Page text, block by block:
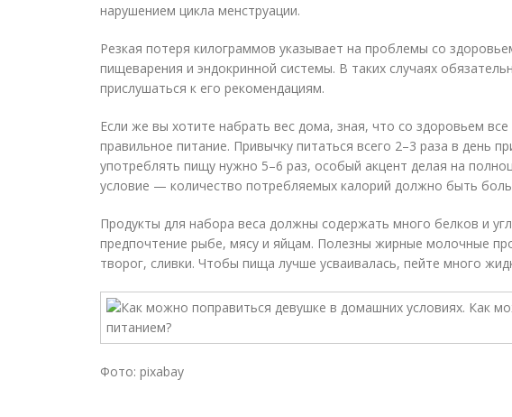
нарушением цикла менструации.
Резкая потеря килограммов указывает на проблемы со
пищеварения и эндокринной системы. В таких случаях
прислушаться к его рекомендациям.
Если же вы хотите набрать вес дома, зная, что со здоровьем
правильное питание. Привычку питаться всего 2–3 раза в день
употреблять пищу нужно 5–6 раз, особый акцент делая на
условие — количество потребляемых калорий должно быть
Продукты для набора веса должны содержать много белков и
предпочтение рыбе, мясу и яйцам. Полезны жирные молочные
творог, сливки. Чтобы пища лучше усваивалась, пейте много
Фото: pixabay